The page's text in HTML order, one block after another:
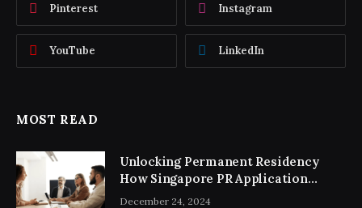
Pinterest Instagram
YouTube LinkedIn
MOST READ
Unlocking Permanent Residency
How Singapore PR Application
Consultancy Simplifies the Process
December 24, 2024